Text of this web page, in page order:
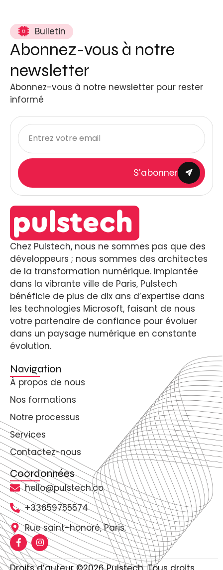
Chez Pulstech, nous ne sommes pas que des
développeurs ; nous sommes des architectes
de la transformation numérique. Implantée
dans la vibrante ville de Paris, Pulstech
bénéficie de plus de dix ans d’expertise dans
les technologies Microsoft, faisant de nous
votre partenaire de confiance pour évoluer
dans un paysage numérique en constante
évolution.
Navigation
À propos de nous
Nos formations
Notre processus
Services
Contactez-nous
Coordonnées
hello@pulstech.co
+33659755574
Rue saint-honoré, Paris.
Bulletin
Abonnez-vous à notre
newsletter
Abonnez-vous à notre newsletter pour rester
informé
S'abonner